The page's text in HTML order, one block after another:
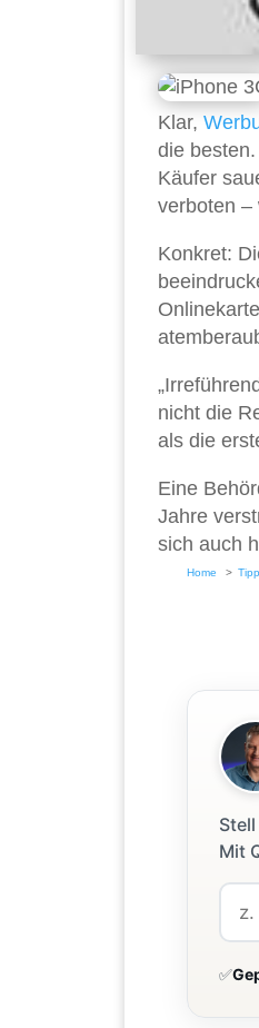
Klar,
die
Käufer
verboten –
Konkret:
nicht die
als die
Eine
Jahre
sich auch
Home
Mit
✅